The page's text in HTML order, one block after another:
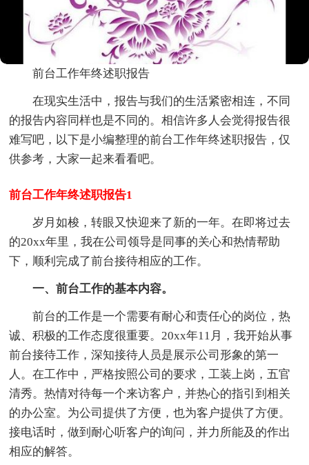
前台工作年终述职报告
在现实生活中，报告与我们的生活紧密相连，不同
的报告内容同样也是不同的。相信许多人会觉得报告很
难写吧，以下是小编整理的前台工作年终述职报告，仅
供参考，大家一起来看看吧。
前台工作年终述职报告1
岁月如梭，转眼又快迎来了新的一年。在即将过去
的20xx年里，我在公司领导是同事的关心和热情帮助
下，顺利完成了前台接待相应的工作。
一、前台工作的基本内容。
前台的工作是一个需要有耐心和责任心的岗位，热
诚、积极的工作态度很重要。20xx年11月，我开始从事
前台接待工作，深知接待人员是展示公司形象的第一
人。在工作中，严格按照公司的要求，工装上岗，五官
清秀。热情对待每一个来访客户，并热心的指引到相关
的办公室。为公司提供了方便，也为客户提供了方便。
接电话时，做到耐心听客户的询问，并力所能及的作出
相应的解答。